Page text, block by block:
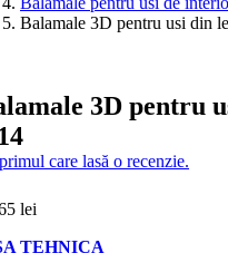
Balamale 3D pentru usi din
3D pentru
care lasă o recenzie.
lei
TEHNICA